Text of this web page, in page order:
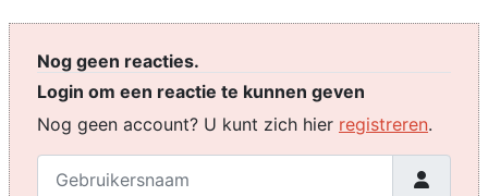
Nog geen reacties.
Login om een reactie te kunnen geven
Nog geen account? U kunt zich hier registreren.